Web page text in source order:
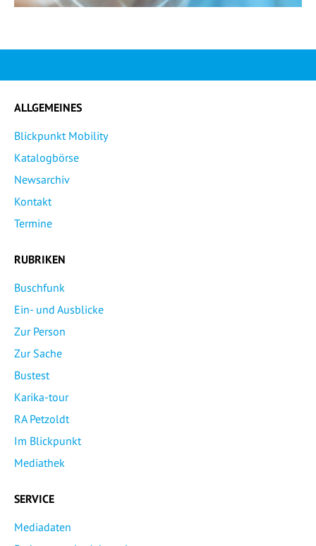
ALLGEMEINES
Blickpunkt Mobility
Katalogbörse
Newsarchiv
Kontakt
Termine
RUBRIKEN
Buschfunk
Ein- und Ausblicke
Zur Person
Zur Sache
Bustest
Karika-tour
RA Petzoldt
Im Blickpunkt
Mediathek
SERVICE
Mediadaten